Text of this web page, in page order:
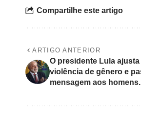
Compartilhe este artigo
ARTIGO ANTERIOR
O presidente Lula
violência de gênero e
mensagem aos homens.